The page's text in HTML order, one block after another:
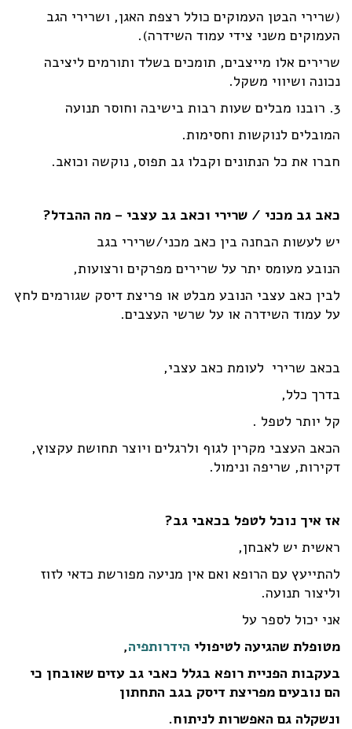
(שרירי הבטן העמוקים כולל רצפת האגן, ושרירי הגב
העמוקים משני צידי עמוד השידרה).
שרירים אלו מייצבים, תומכים בשלד ותורמים ליציבה
נכונה ושיווי משקל.
3. רובנו מבלים שעות רבות בישיבה וחוסר תנועה
המובלים לנוקשות וחסימות.
חברו את כל הנתונים וקבלו גב תפוס, נוקשה וכואב.
כאב גב מכני / שרירי וכאב גב עצבי – מה ההבדל?
יש לעשות הבחנה בין כאב מכני/שרירי בגב
הנובע מעומס יתר על שרירים מפרקים ורצועות,
לבין כאב עצבי הנובע מבלט או פריצת דיסק שגורמים לחץ
על עמוד השידרה או על שרשי העצבים.
בכאב שרירי לעומת כאב עצבי,
בדרך כלל,
קל יותר לטפל .
הכאב העצבי מקרין לגוף ולרגלים ויוצר תחושת עקצוץ,
דקירות, שריפה ונימול.
אז איך נוכל לטפל בכאבי גב?
ראשית יש לאבחן,
להתייעץ עם הרופא ואם אין מניעה מפורשת כדאי לזוז
וליצור תנועה.
אני יכול לספר על
מטופלת שהגיעה לטיפולי הידרותפיה,
בעקבות הפניית רופא בגלל כאבי גב עזים שאובחן כי
הם נובעים מפריצת דיסק בגב התחתון
ונשקלה גם האפשרות לניתוח.